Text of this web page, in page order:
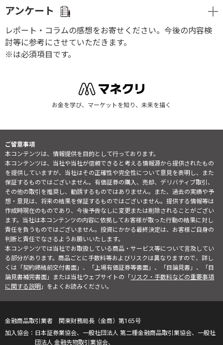
アンケート
レポート・コラムの感想をお寄せください。今後の内容検
討等に参考にさせていただきます。
※は必須項目です。
お金を学び、マーケットを知り、未来を描く
ご留意事項
本コンテンツは、情報提供を目的として行っております。
本コンテンツは、当社や当社が信頼できると考える情報源から提供されたもの
を提供していますが、当社はその正確性や完全性について意見を表明し、また
保証するものではございません。有価証券の購入、売却、デリバティブ取引、
その他の取引を推奨し、勧誘するものではありません。また、過去の実績や予
想・意見は、将来の結果を保証するものではございません。提供する情報等は
作成時現在のものであり、今後予告なしに変更または削除されることがござい
ます。当社は本コンテンツの内容に依拠してお客様が取った行動の結果に対し
責任を負うものではございません。投資にかかる最終決定は、お客様ご自身の
判断と責任でなさるようお願いいたします。
本コンテンツでは当社でお取扱している商品・サービス等について言及してい
る部分があります。商品ごとに手数料等およびリスクは異なりますので、詳し
くは「契約締結前交付書面」、「上場有価証券等書面」、「目論見書」、「目
論見書補完書面」または当社ウェブサイトの「リスク・手数料などの重要事項
に関する説明」をよくお読みください。
金融商品取引業者 関東財務局長（金商）第165号
日本証券業協会、一般社団法人 第二種金融商品取引業協会、一般社
団法人 金融先物取引業協会、